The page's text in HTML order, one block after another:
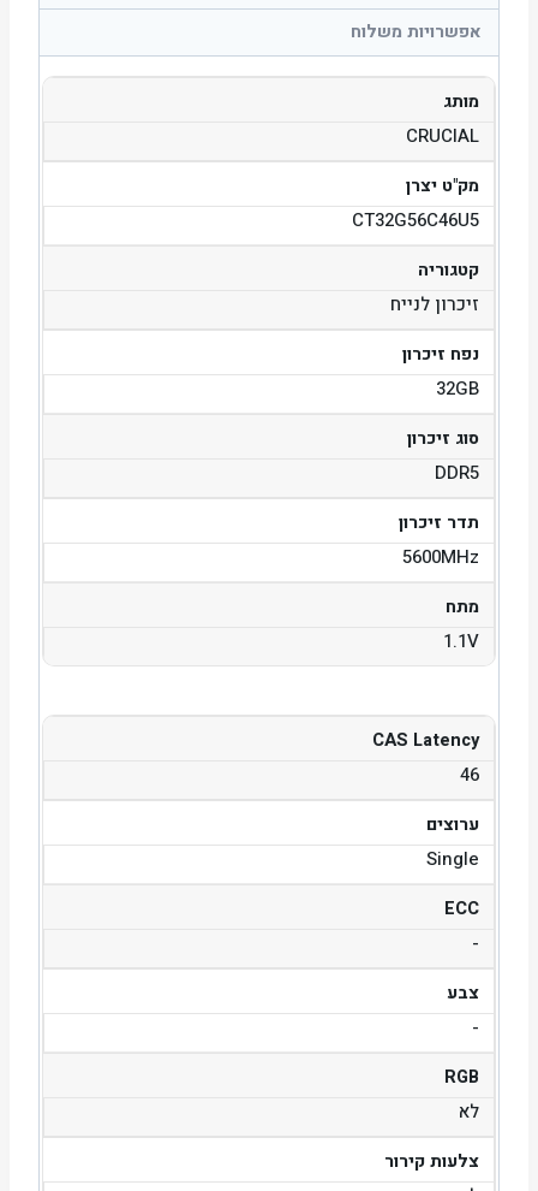
אפשרויות משלוח
מותג
CRUCIAL
מק"ט יצרן
CT32G56C46U5
קטגוריה
זיכרון לנייח
נפח זיכרון
32GB
סוג זיכרון
DDR5
תדר זיכרון
5600MHz
מתח
1.1V
CAS Latency
46
ערוצים
Single
ECC
-
צבע
-
RGB
לא
צלעות קירור